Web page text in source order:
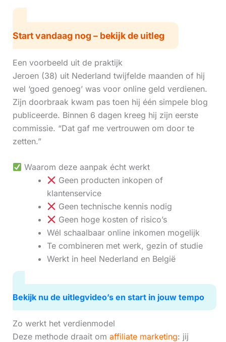
Start vandaag nog – bekijk de uitleg
Een voorbeeld uit de praktijk
Jeroen (38) uit Nederland twijfelde maanden of hij
wel ‘goed genoeg’ was voor online geld verdienen.
Zijn doorbraak kwam pas toen hij één simpele blog
publiceerde. Binnen 6 dagen kreeg hij zijn eerste
commissie. “Dat gaf me vertrouwen om door te
zetten.”
Waarom deze aanpak écht werkt
Geen producten inkopen of
klantenservice
Geen technische kennis nodig
Geen hoge kosten of risico’s
Wél schaalbaar online inkomen mogelijk
Te combineren met werk, gezin of studie
Werkt in heel Nederland en België
Bekijk nu de uitlegvideo’s en start in jouw tempo
Zo werkt het verdienmodel
Deze methode draait om affiliate marketing: jij